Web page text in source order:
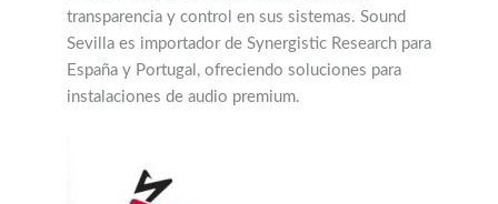
transparencia y control en sus sistemas. Sound
Sevilla es importador de Synergistic Research para
España y Portugal, ofreciendo soluciones para
instalaciones de audio premium.